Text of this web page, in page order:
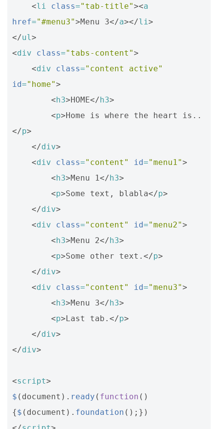
<li class="tab-title"><a
href="#menu3">Menu 3</a></li>
</ul>
<div class="tabs-content">
<div class="content active"
id="home">
<h3>HOME</h3>
<p>Home is where the heart is..
</p>
</div>
<div class="content" id="menu1">
<h3>Menu 1</h3>
<p>Some text, blabla</p>
</div>
<div class="content" id="menu2">
<h3>Menu 2</h3>
<p>Some other text. </p>
</div>
<div class="content" id="menu3">
<h3>Menu 3</h3>
<p>Last tab. </p>
</div>
</div>
<script>
$ ( document ). ready ( function ()
{$ ( document ). foundation ();})